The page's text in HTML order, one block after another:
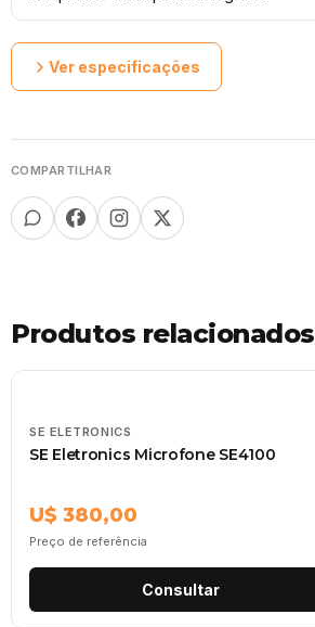
Ver especificações
COMPARTILHAR
Produtos relacionados
SE ELETRONICS
SE Eletronics Microfone SE4100
U$ 380,00
Preço de referência
Consultar